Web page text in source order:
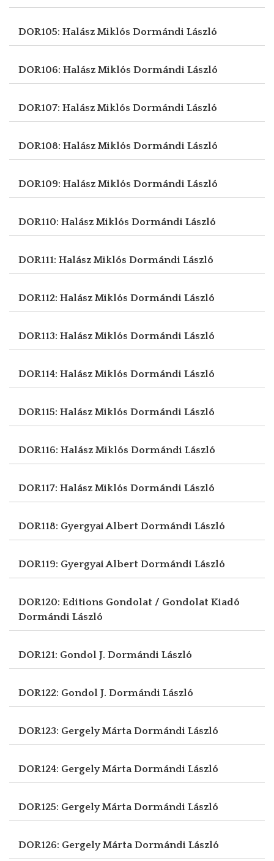
DOR105: Halász Miklós Dormándi László
DOR106: Halász Miklós Dormándi László
DOR107: Halász Miklós Dormándi László
DOR108: Halász Miklós Dormándi László
DOR109: Halász Miklós Dormándi László
DOR110: Halász Miklós Dormándi László
DOR111: Halász Miklós Dormándi László
DOR112: Halász Miklós Dormándi László
DOR113: Halász Miklós Dormándi László
DOR114: Halász Miklós Dormándi László
DOR115: Halász Miklós Dormándi László
DOR116: Halász Miklós Dormándi László
DOR117: Halász Miklós Dormándi László
DOR118: Gyergyai Albert Dormándi László
DOR119: Gyergyai Albert Dormándi László
DOR120: Editions Gondolat / Gondolat Kiadó
Dormándi László
DOR121: Gondol J. Dormándi László
DOR122: Gondol J. Dormándi László
DOR123: Gergely MártaDormándi László
DOR124: Gergely MártaDormándi László
DOR125: Gergely MártaDormándi László
DOR126: Gergely MártaDormándi László